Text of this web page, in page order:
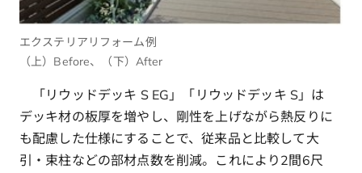
エクステリアリフォーム例
（上）Before、（下）After
「リウッドデッキ S EG」「リウッドデッキ S」は
デッキ材の板厚を増やし、剛性を上げながら熱反りに
も配慮した仕様にすることで、従来品と比較して大
引・束柱などの部材点数を削減。これにより2間6尺